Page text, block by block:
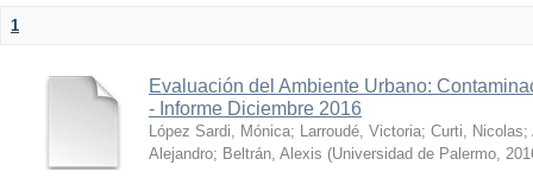
1
Evaluación del Ambiente Urbano:
- Informe Diciembre 2016
López Sardi, Mónica; Larroudé, Victoria; Curti, Nicolas;
Alejandro; Beltrán, Alexis (Universidad de Palermo,